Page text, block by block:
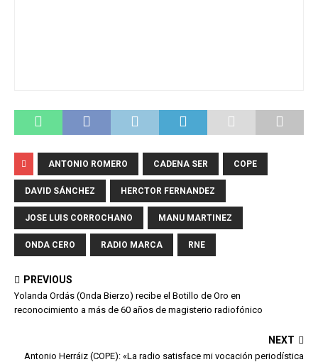
ANTONIO ROMERO CADENA SER COPE
DAVID SÁNCHEZ HERCTOR FERNANDEZ
JOSE LUIS CORROCHANO MANU MARTINEZ
ONDA CERO RADIO MARCA RNE
PREVIOUS
Yolanda Ordás (Onda Bierzo) recibe el Botillo de Oro en
reconocimiento a más de 60 años de magisterio radiofónico
NEXT
Antonio Herráiz (COPE): «La radio satisface mi vocación periodística